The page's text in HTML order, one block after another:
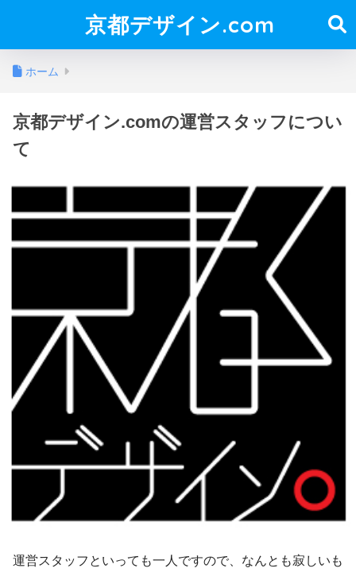
京都デザイン.com
ホーム
京都デザイン.comの運営スタッフについ
て
運営スタッフといっても一人ですので、なんとも寂しいも